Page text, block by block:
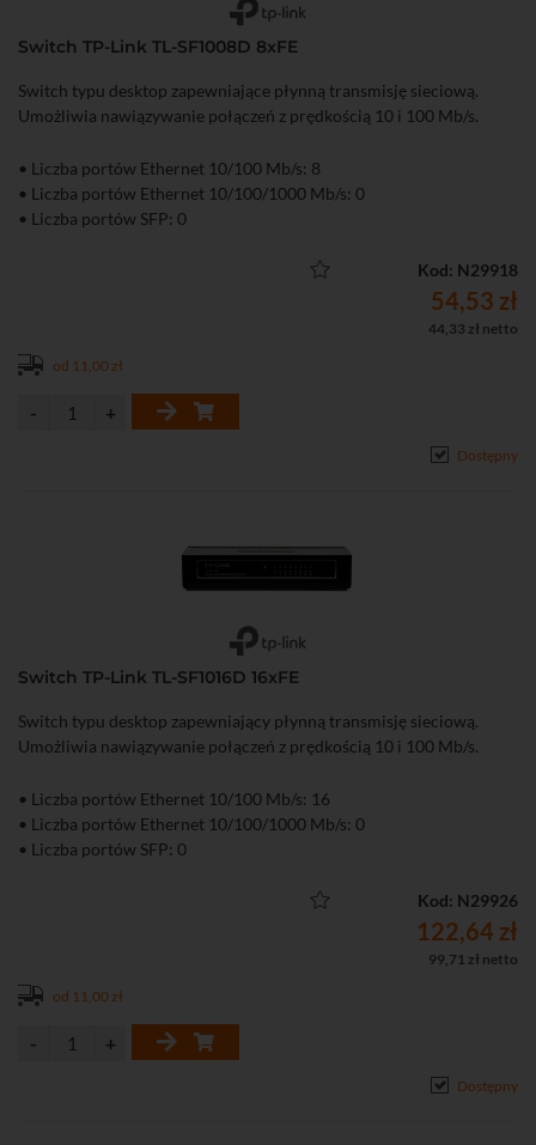
Switch TP-Link TL-SF1008D 8xFE
Switch typu desktop zapewniające płynną transmisję sieciową.
Umożliwia nawiązywanie połączeń z prędkością 10 i 100 Mb/s.
• Liczba portów Ethernet 10/100 Mb/s: 8
• Liczba portów Ethernet 10/100/1000 Mb/s: 0
• Liczba portów SFP: 0
Kod: N29918
54,53 zł
44,33 zł netto
od 11,00 zł
Dostępny
Switch TP-Link TL-SF1016D 16xFE
Switch typu desktop zapewniający płynną transmisję sieciową.
Umożliwia nawiązywanie połączeń z prędkością 10 i 100 Mb/s.
• Liczba portów Ethernet 10/100 Mb/s: 16
• Liczba portów Ethernet 10/100/1000 Mb/s: 0
• Liczba portów SFP: 0
Kod: N29926
122,64 zł
99,71 zł netto
od 11,00 zł
Dostępny